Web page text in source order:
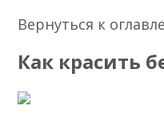
Вернуться к
Как красить